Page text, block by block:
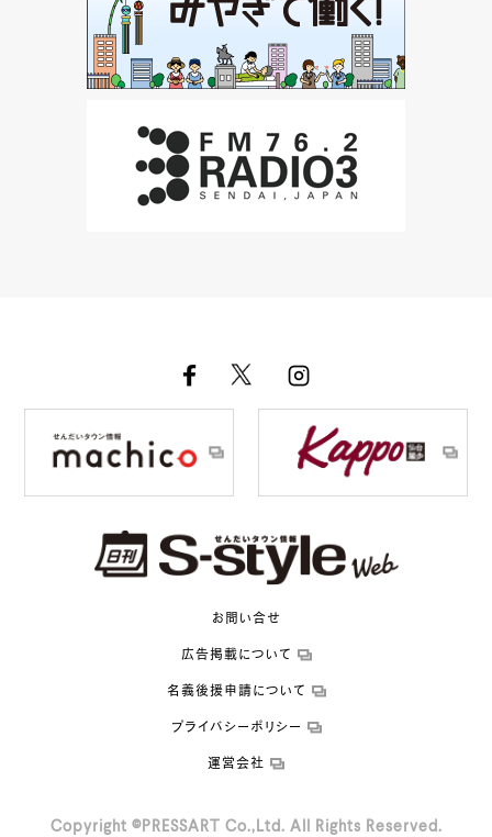
お問い合せ
広告掲載について
名義後援申請について
プライバシーポリシー
運営会社
Copyright ©PRESSART Co.,Ltd. All Rights Reserved.